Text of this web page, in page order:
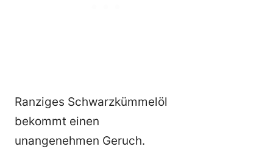
Ranziges Schwarzkümmelöl
bekommt einen
unangenehmen Geruch.